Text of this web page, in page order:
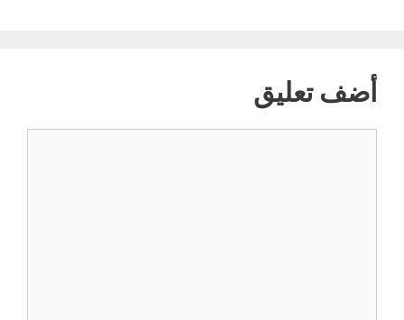
أضف تعليق